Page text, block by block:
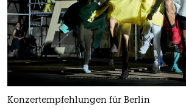
Konzertempfehlungen für Berlin